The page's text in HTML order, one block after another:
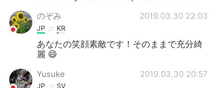
のぞみ 2019.03.30 22:03
JP KR
あなたの笑顔素敵です！そのままで充分綺
麗 😄
Yusuke 2019.03.30 20:57
JP SV